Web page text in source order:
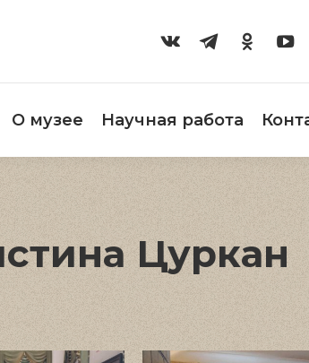
О музее Научная работа
Цуркан
О музее